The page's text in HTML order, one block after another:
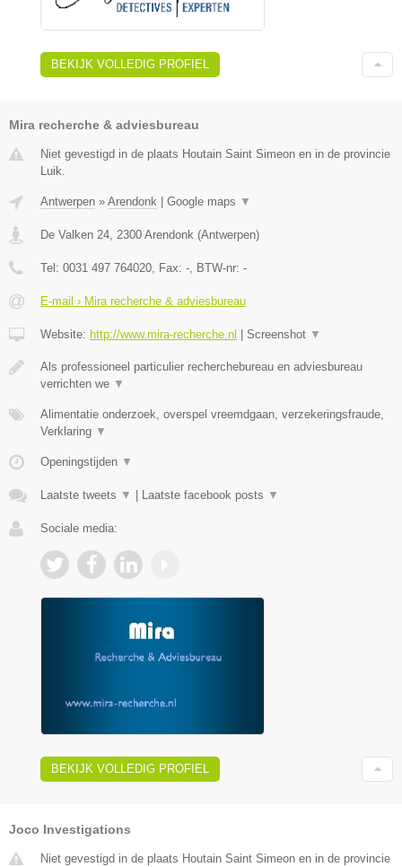
BEKIJK VOLLEDIG PROFIEL
Mira recherche & adviesbureau
Niet gevestigd in de plaats Houtain Saint Simeon en in de provincie
Luik.
Antwerpen » Arendonk Google maps ▼
De Valken 24, 2300 Arendonk (Antwerpen)
Tel: 0031 497 764020, Fax: -, BTW-nr: -
E-mail › Mira recherche & adviesbureau
Website: http://www.mira-recherche.nl Screenshot ▼
Als professioneel particulier recherchebureau en adviesbureau
verrichten we ▼
Alimentatie onderzoek, overspel vreemdgaan, verzekeringsfraude,
Verklaring ▼
Openingstijden ▼
Laatste tweets ▼ Laatste facebook posts ▼
Sociale media:
BEKIJK VOLLEDIG PROFIEL
Joco Investigations
Niet gevestigd in de plaats Houtain Saint Simeon en in de provincie